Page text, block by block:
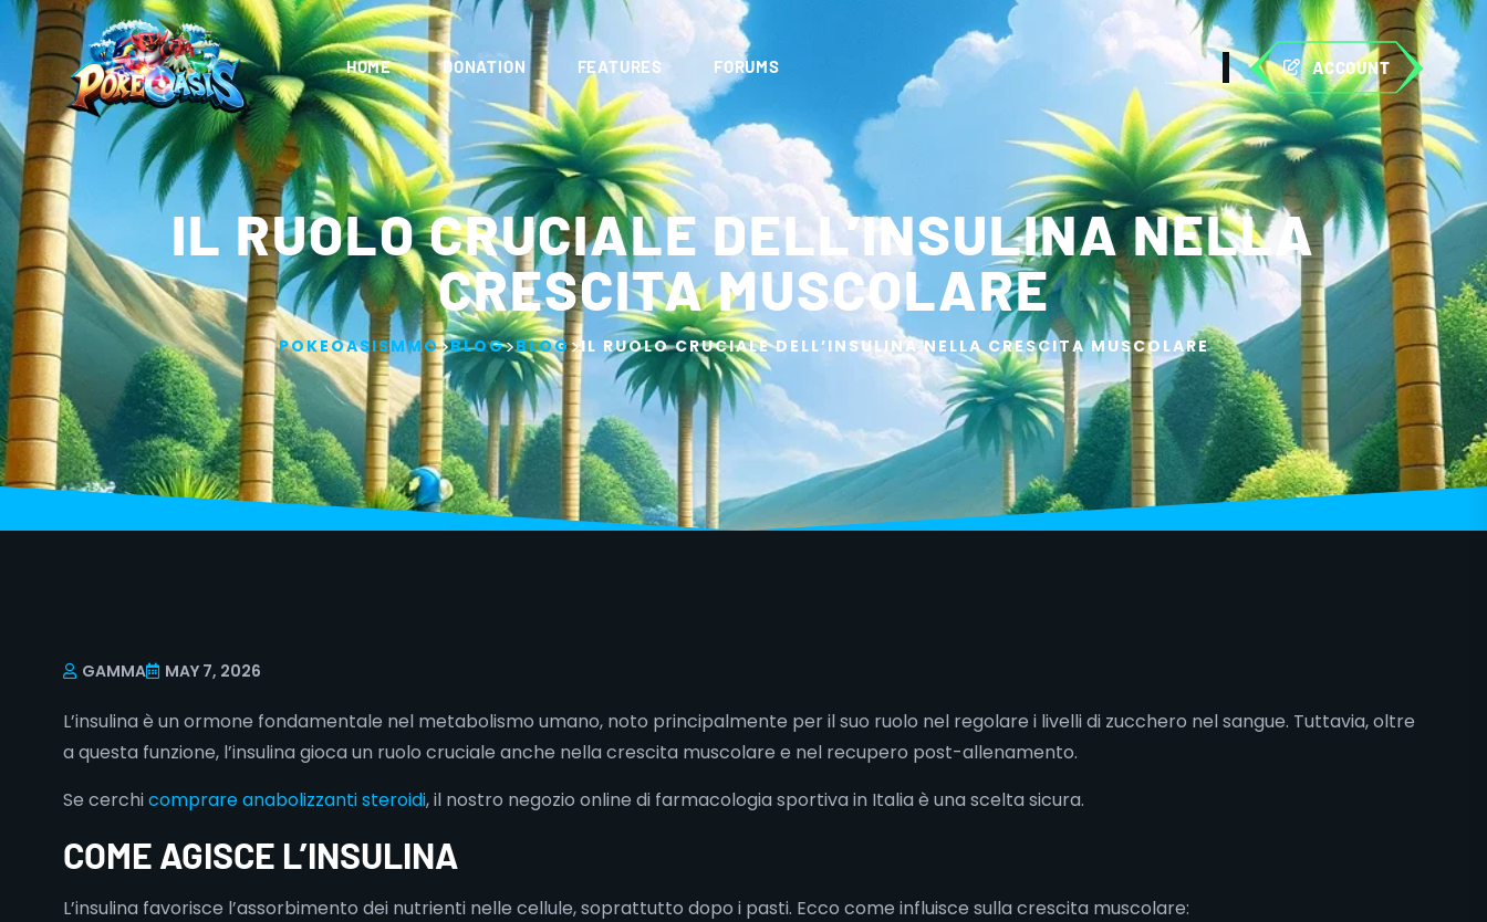
HOME DONATION FEATURES FORUMS ACCOUNT
IL RUOLO CRUCIALE DELL’INSULINA NELLA
CRESCITA MUSCOLARE
POKEOASISMMO>BLOG>BLOG>IL RUOLO CRUCIALE DELL’INSULINA NELLA CRESCITA MUSCOLARE
GAMMA MAY 7, 2026
L’insulina è un ormone fondamentale nel metabolismo umano, noto principalmente per il suo ruolo nel regolare i livelli di zucchero nel sangue. Tuttavia, oltre
a questa funzione, l’insulina gioca un ruolo cruciale anche nella crescita muscolare e nel recupero post-allenamento.
Se cerchicomprare anabolizzanti steroidi, il nostro negozio online di farmacologia sportiva in Italia è una scelta sicura.
COME AGISCE L’INSULINA
L’insulina favorisce l’assorbimento dei nutrienti nelle cellule, soprattutto dopo i pasti. Ecco come influisce sulla crescita muscolare: